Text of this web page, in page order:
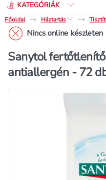
KATEGÓRIÁK
Főoldal
Háztartás
Nincs online készleten
Sanytol
antiallergén - 72